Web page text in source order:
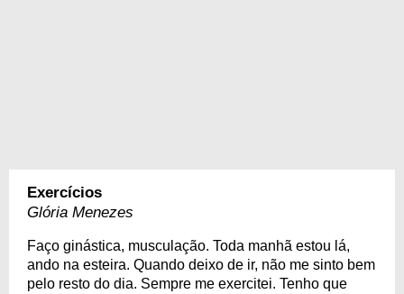
Exercícios
Glória Menezes
Faço ginástica, musculação. Toda manhã estou lá,
ando na esteira. Quando deixo de ir, não me sinto bem
pelo resto do dia. Sempre me exercitei. Tenho que